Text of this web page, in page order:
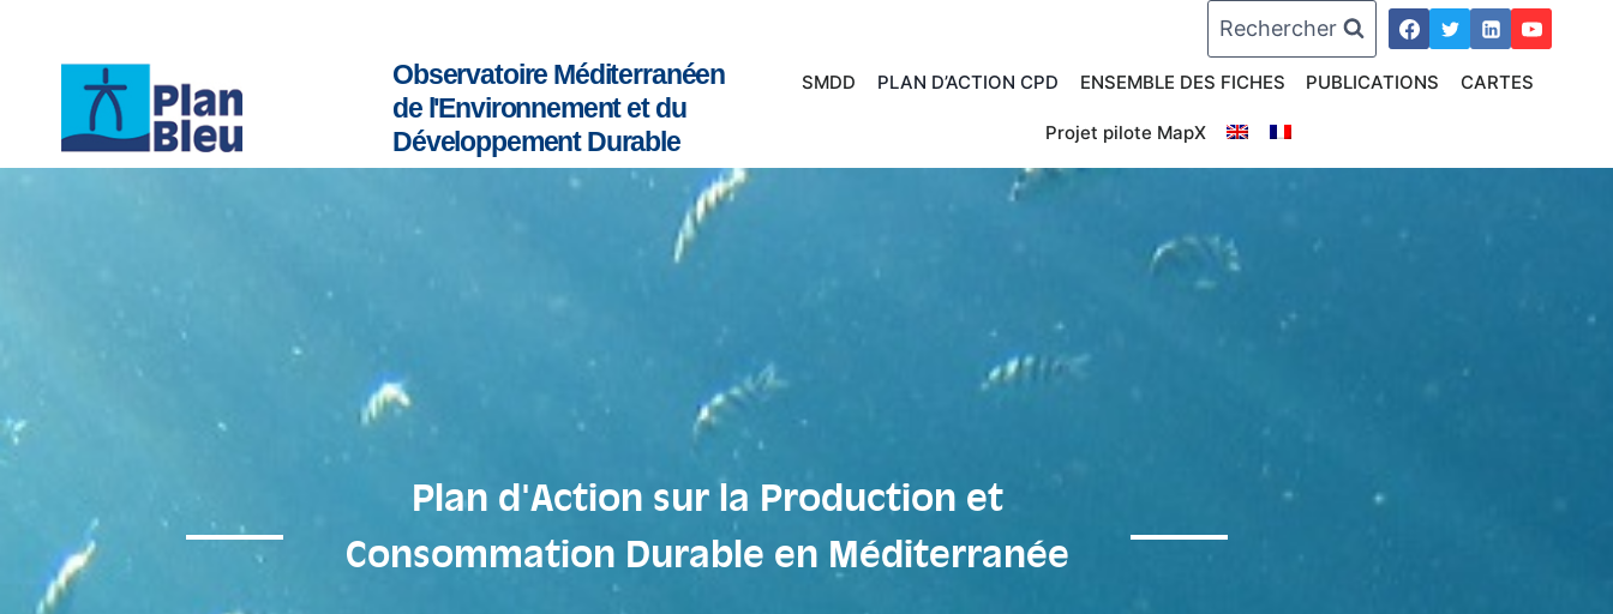
Rechercher
Observatoire Méditerranéen
de l'Environnement et du
Développement Durable
SMDD PLAN D’ACTION CPD ENSEMBLE DES FICHES PUBLICATIONS CARTES
Projet pilote MapX
Plan d'Action sur la Production et
Consommation Durable en Méditerranée